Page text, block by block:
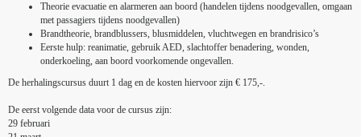
Theorie evacuatie en alarmeren aan boord (handelen tijdens noodgevallen, omgaan
met passagiers tijdens noodgevallen)
Brandtheorie, brandblussers, blusmiddelen, vluchtwegen en brandrisico’s
Eerste hulp: reanimatie, gebruik AED, slachtoffer benadering, wonden,
onderkoeling, aan boord voorkomende ongevallen.
De herhalingscursus duurt 1 dag en de kosten hiervoor zijn € 175,-.
De eerst volgende data voor de cursus zijn:
29 februari